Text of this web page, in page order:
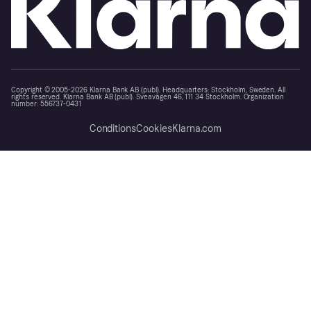
Copyright © 2005-2026 Klarna Bank AB (publ). Headquarters: Stockholm, Sweden. All
rights reserved. Klarna Bank AB (publ). Sveavägen 46, 111 34 Stockholm. Organization
number: 556737-0431
ConditionsCookiesKlarna.com